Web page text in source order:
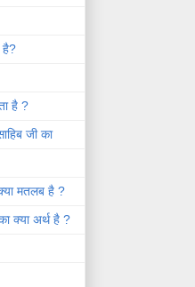
है?
है ?
जी का
मतलब है ?
क्या अर्थ है ?